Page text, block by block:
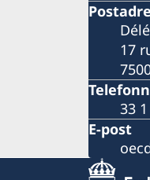
17
33
E-post